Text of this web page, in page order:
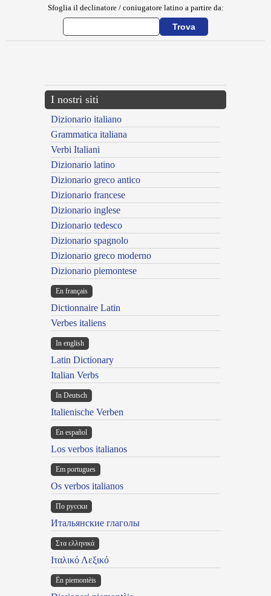
Sfoglia il declinatore / coniugatore latino a partire da:
I nostri siti
Dizionario italiano
Grammatica italiana
Verbi Italiani
Dizionario latino
Dizionario greco antico
Dizionario francese
Dizionario inglese
Dizionario tedesco
Dizionario spagnolo
Dizionario greco moderno
Dizionario piemontese
En français
Dictionnaire Latin
Verbes italiens
In english
Latin Dictionary
Italian Verbs
In Deutsch
Italienische Verben
En español
Los verbos italianos
Em portugues
Os verbos italianos
По русски
Итальянские глаголы
Στα ελληνικά
Ιταλικό Λεξικό
Ën piemontèis